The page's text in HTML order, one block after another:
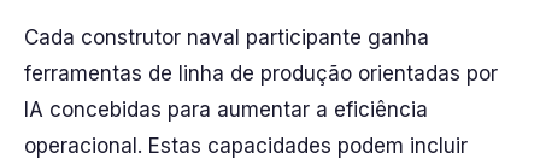
Cada construtor naval participante ganha
ferramentas de linha de produção orientadas por
IA concebidas para aumentar a eficiência
operacional. Estas capacidades podem incluir